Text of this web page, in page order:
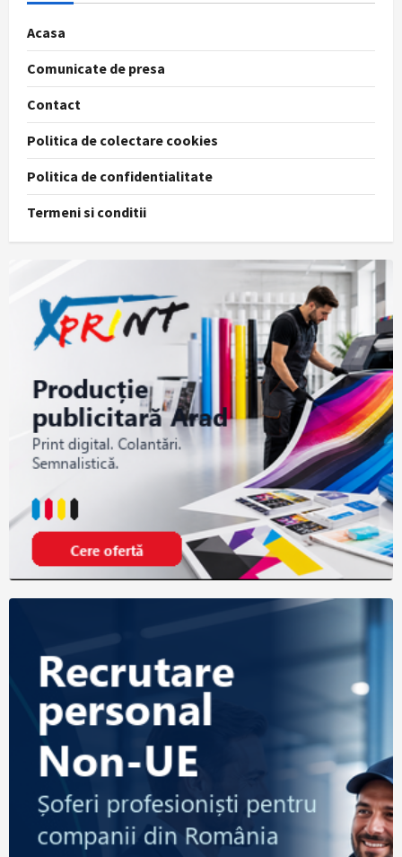
Acasa
Comunicate de presa
Contact
Politica de colectare cookies
Politica de confidentialitate
Termeni si conditii